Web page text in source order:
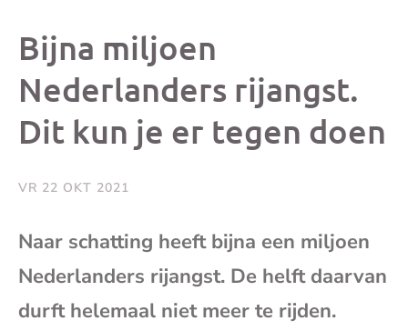
bericht
op
bericht
op
bericht
op via
Bijna miljoen
Nederlanders rijangst.
Dit kun je er tegen doen
VR 22 OKT 2021
Naar schatting heeft bijna een miljoen
Nederlanders rijangst. De helft daarvan
durft helemaal niet meer te rijden.